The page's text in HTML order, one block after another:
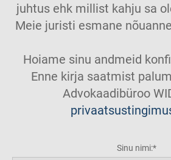
juhtus ehk millist kahju sa
Meie juristi esmane
Hoiame sinu andmeid
Enne kirja saatmist
Advokaadibüroo
Sinu nimi: